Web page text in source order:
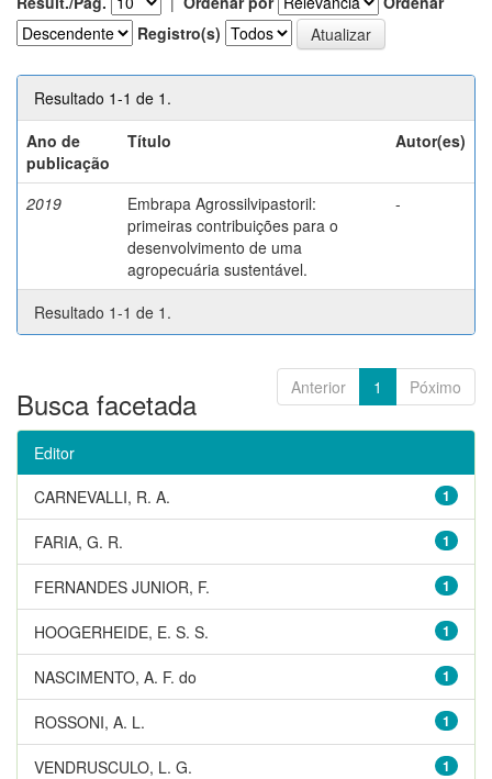
Registro(s)
Resultado 1-1 de 1.
Ano de
publicação
Título Autor(es)
2019
Embrapa Agrossilvipastoril:
primeiras contribuições para o
desenvolvimento de uma
agropecuária sustentável.
-
Resultado 1-1 de 1.
Anterior 1 Póximo
Busca facetada
Editor
1
CARNEVALLI, R. A.
1
FARIA, G. R.
1
FERNANDES JUNIOR, F.
1
HOOGERHEIDE, E. S. S.
1
NASCIMENTO, A. F. do
1
ROSSONI, A. L.
1
VENDRUSCULO, L. G.